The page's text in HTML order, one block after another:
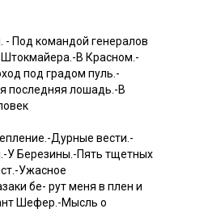
Под командой генералов
В Красном.-
под градом пуль.-
последняя лошадь.-В
Дурные вести.-
У Березины.-Пять тщетных
Ужасное
бе- рут меня в плен и
Шефер.-Мысль о